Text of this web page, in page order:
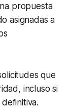
propuesta
asignadas a
que
incluso si